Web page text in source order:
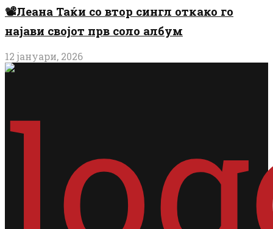
📽️Леана Таќи со втор сингл откако го
најави својот прв соло албум
12 јануари, 2026